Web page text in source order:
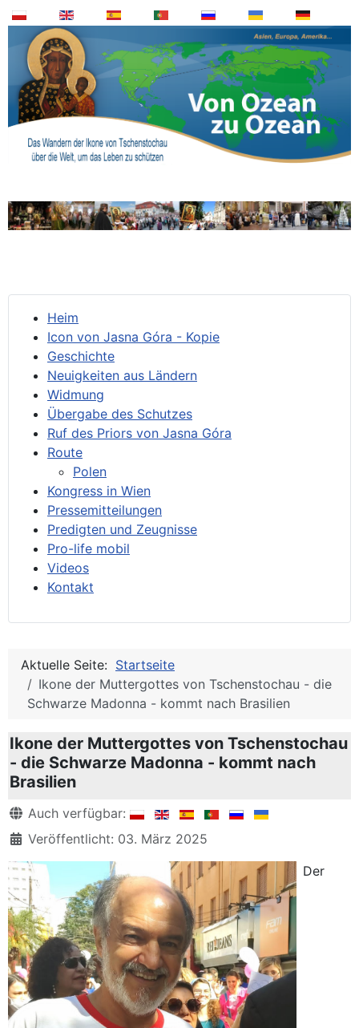
Heim
Icon von Jasna Góra - Kopie
Geschichte
Neuigkeiten aus Ländern
Widmung
Übergabe des Schutzes
Ruf des Priors von Jasna Góra
Route
Polen
Kongress in Wien
Pressemitteilungen
Predigten und Zeugnisse
Pro-life mobil
Videos
Kontakt
Aktuelle Seite: Startseite
Ikone der Muttergottes von Tschenstochau - die
Schwarze Madonna - kommt nach Brasilien
Ikone der Muttergottes von Tschenstochau
- die Schwarze Madonna - kommt nach
Brasilien
DetailsAuch verfügbar:
Veröffentlicht: 03. März 2025
Der